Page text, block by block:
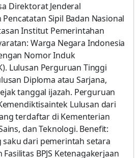
Direktorat Jenderal
Sipil Badan Nasional
Institut Pemerintahan
Warga Negara Indonesia
Nomor Induk
Lulusan Perguruan Tinggi
Diploma atau Sarjana,
tanggal ijazah. Perguruan
Lulusan dari
terdaftar di Kementerian
dan Teknologi. Benefit:
dari pemerintah setara
BPJS Ketenagakerjaan